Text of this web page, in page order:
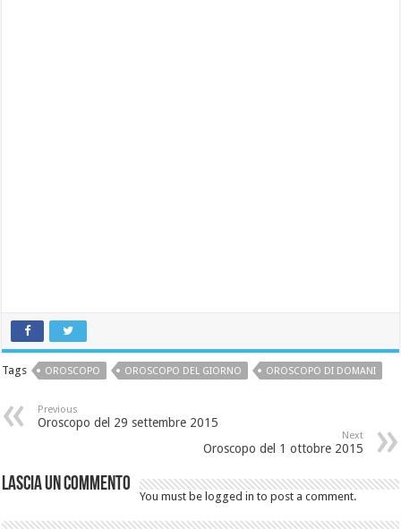
Tags OROSCOPO OROSCOPO DEL GIORNO OROSCOPO DI DOMANI
Previous
Oroscopo del 29 settembre 2015
Next
Oroscopo del 1 ottobre 2015
Lascia un commento
You must be logged in to post a comment.